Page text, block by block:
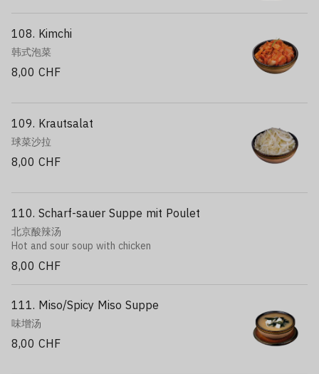
108. Kimchi
韩式泡菜
8,00 CHF
109. Krautsalat
球菜沙拉
8,00 CHF
110. Scharf-sauer Suppe mit Poulet
北京酸辣汤
Hot and sour soup with chicken
8,00 CHF
111. Miso/Spicy Miso Suppe
味增汤
8,00 CHF